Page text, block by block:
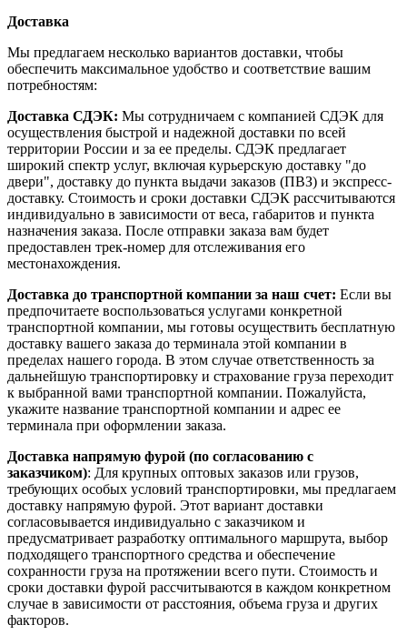
Доставка
Мы предлагаем несколько вариантов доставки, чтобы
обеспечить максимальное удобство и соответствие вашим
потребностям:
Доставка СДЭК: Мы сотрудничаем с компанией СДЭК для
осуществления быстрой и надежной доставки по всей
территории России и за ее пределы. СДЭК предлагает
широкий спектр услуг, включая курьерскую доставку "до
двери", доставку до пункта выдачи заказов (ПВЗ) и экспресс-
доставку. Стоимость и сроки доставки СДЭК рассчитываются
индивидуально в зависимости от веса, габаритов и пункта
назначения заказа. После отправки заказа вам будет
предоставлен трек-номер для отслеживания его
местонахождения.
Доставка до транспортной компании за наш счет: Если вы
предпочитаете воспользоваться услугами конкретной
транспортной компании, мы готовы осуществить бесплатную
доставку вашего заказа до терминала этой компании в
пределах нашего города. В этом случае ответственность за
дальнейшую транспортировку и страхование груза переходит
к выбранной вами транспортной компании. Пожалуйста,
укажите название транспортной компании и адрес ее
терминала при оформлении заказа.
Доставка напрямую фурой (по согласованию с
заказчиком): Для крупных оптовых заказов или грузов,
требующих особых условий транспортировки, мы предлагаем
доставку напрямую фурой. Этот вариант доставки
согласовывается индивидуально с заказчиком и
предусматривает разработку оптимального маршрута, выбор
подходящего транспортного средства и обеспечение
сохранности груза на протяжении всего пути. Стоимость и
сроки доставки фурой рассчитываются в каждом конкретном
случае в зависимости от расстояния, объема груза и других
факторов.